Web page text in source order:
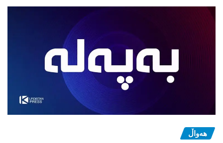
هەواڵ